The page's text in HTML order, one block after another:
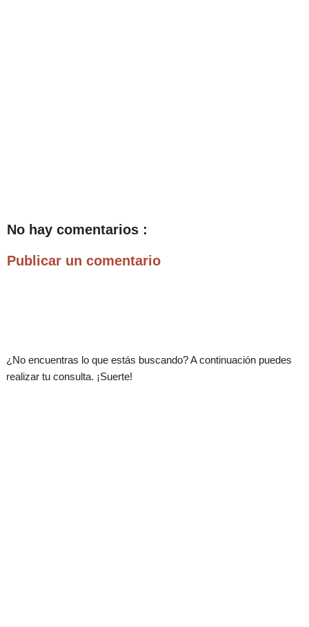
No hay comentarios :
Publicar un comentario
¿No encuentras lo que estás buscando? A continuación puedes
realizar tu consulta. ¡Suerte!